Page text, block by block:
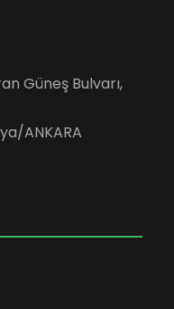
Güneş Bulvarı,
ANKARA